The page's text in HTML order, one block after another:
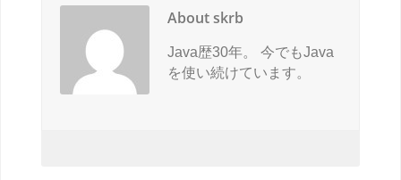
About skrb
Java歴30年。 今でもJava
を使い続けています。